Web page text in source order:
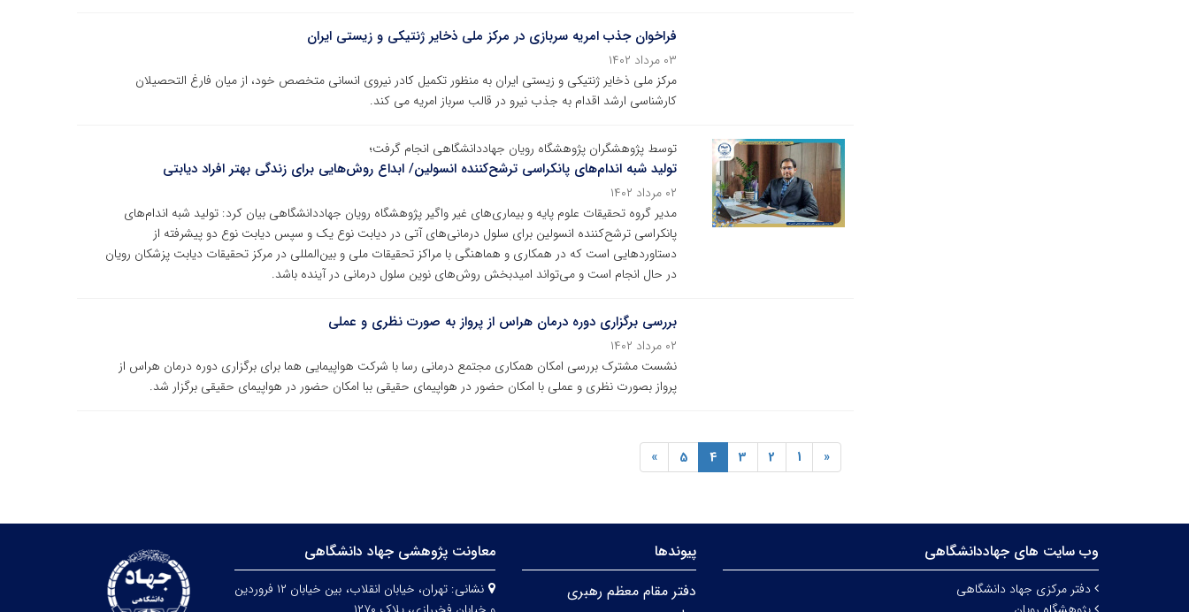
فراخوان جذب امریه سربازی در مرکز ملی ذخایر ژنتیکی و زیستی ایران
۰۳ مرداد ۱۴۰۲
مرکز ملی ذخایر ژنتیکی و زیستی ایران به منظور تکمیل کادر نیروی انسانی متخصص خود، از میان فارغ التحصیلان
کارشناسی ارشد اقدام به جذب نیرو در قالب سرباز امریه می کند.
توسط پژوهشگران پژوهشگاه رویان جهاددانشگاهی انجام گرفت؛
تولید شبه اندام‌های پانکراسی ترشح‌کننده انسولین/ ابداع روش‌هایی برای زندگی بهتر افراد دیابتی
۰۲ مرداد ۱۴۰۲
مدیر گروه تحقیقات علوم پایه و بیماری‌های غیر واگیر پژوهشگاه رویان جهاددانشگاهی بیان کرد: تولید شبه اندام‌های
پانکراسی ترشح‌کننده انسولین برای سلول درمانی‌های آتی در دیابت نوع یک و سپس دیابت نوع دو پیشرفته از
دستاوردهایی است که در همکاری و هماهنگی با مراکز تحقیقات ملی و بین‌المللی در مرکز تحقیقات دیابت پزشکان رویان
در حال انجام است و می‌تواند امیدبخش روش‌های نوین سلول درمانی در آینده باشد.
بررسی برگزاری دوره درمان هراس از پرواز به صورت نظری و عملی
۰۲ مرداد ۱۴۰۲
نشست مشترک بررسی امکان همکاری مجتمع درمانی رسا با شرکت هواپیمایی هما برای برگزاری دوره درمان هراس از
پرواز بصورت نظری و عملی با امکان حضور در هواپیمای حقیقی ببا امکان حضور در هواپیمای حقیقی برگزار شد.
«
1
2
3
4
5
»
وب سایت های جهاددانشگاهی
دفتر مرکزی جهاد دانشگاهی
پیوندها
دفتر مقام معظم رهبری
معاونت پژوهشی جهاد دانشگاهی
نشانی:
تهران، خیابان انقلاب، بین خیابان ۱۲ فروردین